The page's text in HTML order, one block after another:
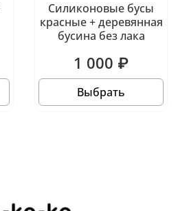
Силиконовые бусы
красные + деревянная
бусина без лака
1 000 ₽
Выбрать